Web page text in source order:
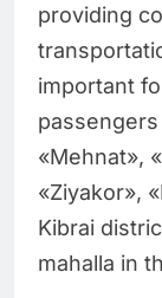
providing
important
«Mehnat»,
«Ziyakor»,
Kibrai
mahalla in